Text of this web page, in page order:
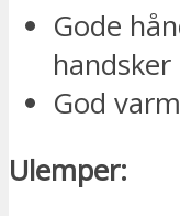
Gode
handsker
God
Ulemper: